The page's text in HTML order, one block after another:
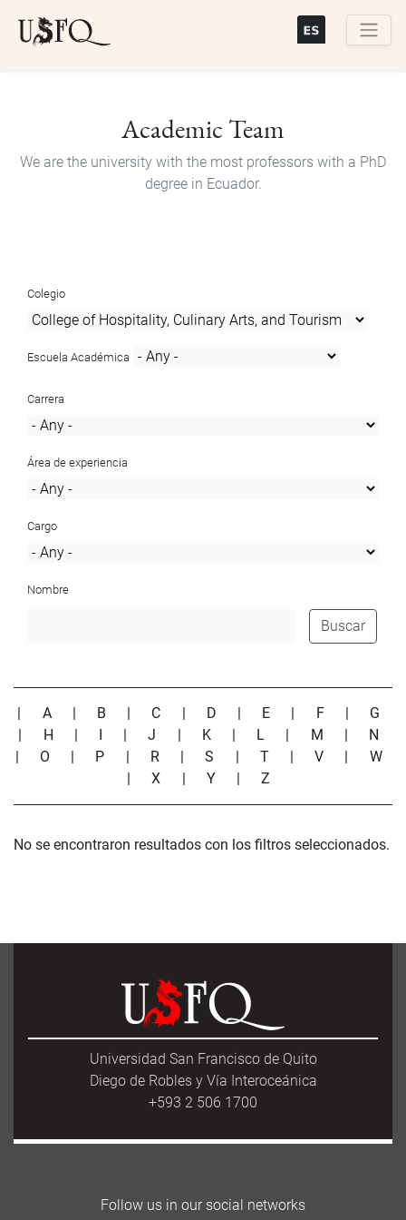
Academic Team
We are the university with the most professors with a PhD
degree in Ecuador.
Colegio
Escuela Académica
Carrera
Área de experiencia
Cargo
Nombre
Buscar
| A | B | C | D | E | F | G
| H | I |J | K | L | M | N
| O | P | R |S | T |V | W
|X | Y |Z
No se encontraron resultados con los filtros seleccionados.
Universidad San Francisco de Quito
Diego de Robles y Vía Interoceánica
+593 2 506 1700
Follow us in our social networks